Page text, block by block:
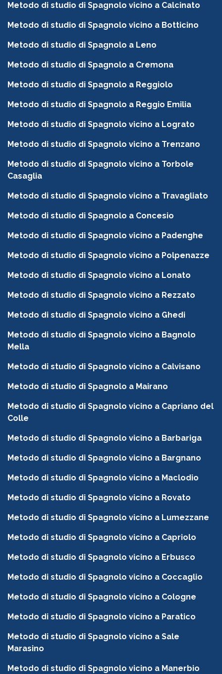
Metodo di studio di Spagnolo vicino a Calcinato
Metodo di studio di Spagnolo vicino a Botticino
Metodo di studio di Spagnolo a Leno
Metodo di studio di Spagnolo a Cremona
Metodo di studio di Spagnolo a Reggiolo
Metodo di studio di Spagnolo a Reggio Emilia
Metodo di studio di Spagnolo vicino a Lograto
Metodo di studio di Spagnolo vicino a Trenzano
Metodo di studio di Spagnolo vicino a Torbole
Casaglia
Metodo di studio di Spagnolo vicino a Travagliato
Metodo di studio di Spagnolo a Concesio
Metodo di studio di Spagnolo vicino a Padenghe
Metodo di studio di Spagnolo vicino a Polpenazze
Metodo di studio di Spagnolo vicino a Lonato
Metodo di studio di Spagnolo vicino a Rezzato
Metodo di studio di Spagnolo vicino a Ghedi
Metodo di studio di Spagnolo vicino a Bagnolo
Mella
Metodo di studio di Spagnolo vicino a Calvisano
Metodo di studio di Spagnolo a Mairano
Metodo di studio di Spagnolo vicino a Capriano del
Colle
Metodo di studio di Spagnolo vicino a Barbariga
Metodo di studio di Spagnolo vicino a Bargnano
Metodo di studio di Spagnolo vicino a Maclodio
Metodo di studio di Spagnolo vicino a Rovato
Metodo di studio di Spagnolo vicino a Lumezzane
Metodo di studio di Spagnolo vicino a Capriolo
Metodo di studio di Spagnolo vicino a Erbusco
Metodo di studio di Spagnolo vicino a Coccaglio
Metodo di studio di Spagnolo vicino a Cologne
Metodo di studio di Spagnolo vicino a Paratico
Metodo di studio di Spagnolo vicino a Sale
Marasino
Metodo di studio di Spagnolo vicino a Manerbio